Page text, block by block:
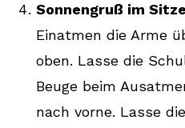
Sonnengruß im
Einatmen die Arme
oben. Lasse die
Beuge beim
nach vorne. Lasse